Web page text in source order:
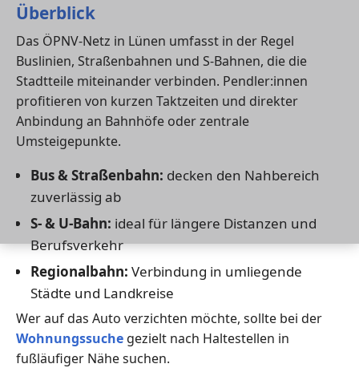
Überblick
Das ÖPNV-Netz in Lünen umfasst in der Regel
Buslinien, Straßenbahnen und S-Bahnen, die die
Stadtteile miteinander verbinden. Pendler:innen
profitieren von kurzen Taktzeiten und direkter
Anbindung an Bahnhöfe oder zentrale
Umsteigepunkte.
Bus & Straßenbahn: decken den Nahbereich
zuverlässig ab
S- & U-Bahn: ideal für längere Distanzen und
Berufsverkehr
Regionalbahn: Verbindung in umliegende
Städte und Landkreise
Wer auf das Auto verzichten möchte, sollte bei der
Wohnungssuche gezielt nach Haltestellen in
fußläufiger Nähe suchen.